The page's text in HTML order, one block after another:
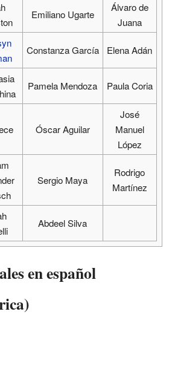
Emiliano Ugarte
Álvaro de
Juana
Constanza García Elena Adán
Pamela Mendoza Paula Coria
Óscar Aguilar
José
Manuel
López
Sergio Maya
Rodrigo
Martínez
Abdeel Silva
en español